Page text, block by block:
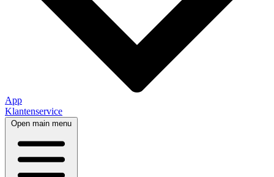
App
Klantenservice
Open main menu